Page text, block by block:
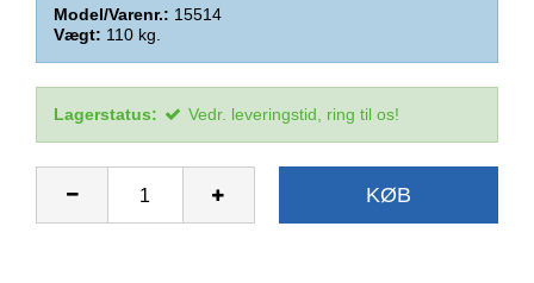
Model/Varenr.: 15514
Vægt: 110 kg.
Lagerstatus: Vedr. leveringstid, ring til os!
KØB